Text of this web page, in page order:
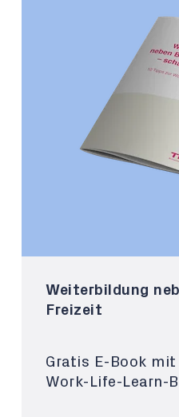
Weiterbildung
Freizeit
Gratis E-Book
Work-Life-Learn-